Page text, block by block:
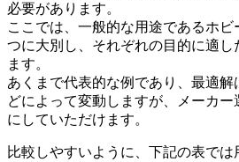
必要があります。
ここでは、一般的な用途であるホ
つに大別し、それぞれの目的に適し
ます。
あくまで代表的な例であり、最適
どによって変動しますが、メーカ
にしていただけます。
比較しやすいように、下記の表で